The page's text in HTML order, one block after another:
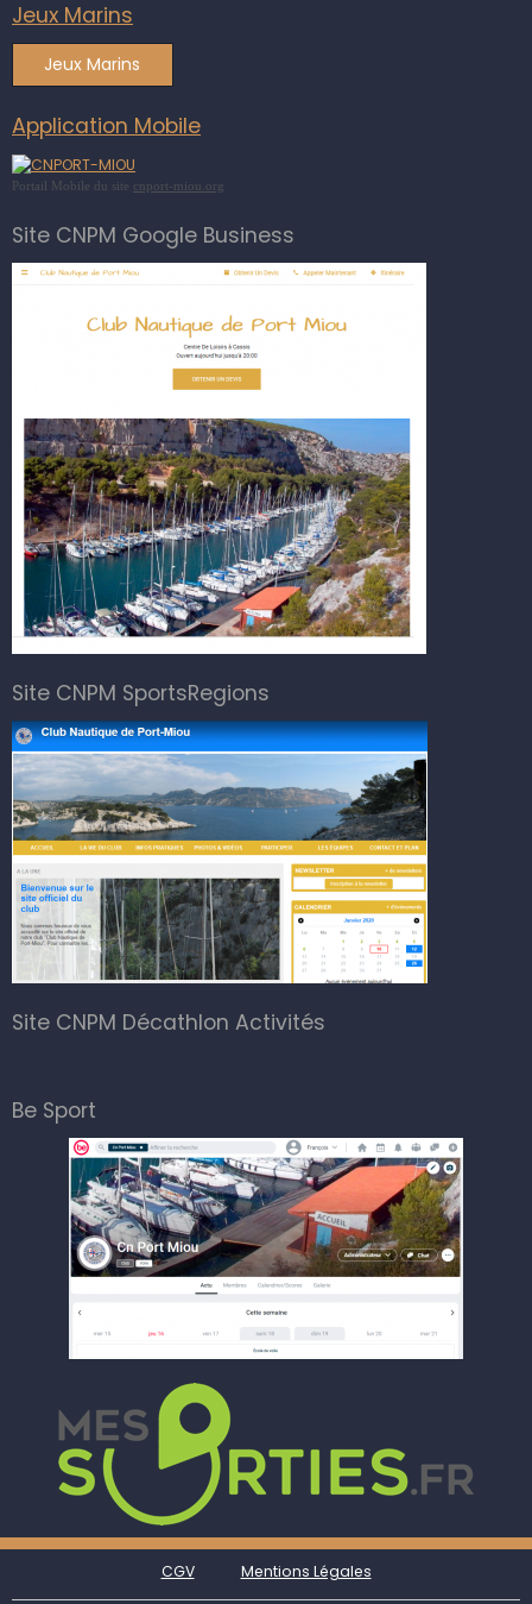
Jeux Marins
Jeux Marins
Application Mobile
Portail Mobile du site cnport-miou.org
Site CNPM Google Business
Site CNPM SportsRegions
Site CNPM Décathlon Activités
Be Sport
CGV Mentions Légales